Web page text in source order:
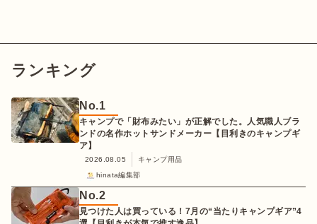
ランキング
No.1
キャンプで「財布みたい」が正解でした。人気職人ブラ
ンドの名作ホットサンドメーカー【目利きのキャンプギ
ア】
2026.08.05
キャンプ用品
hinata編集部
No.2
見つけた人は買っている！7月の“当たりキャンプギア”4